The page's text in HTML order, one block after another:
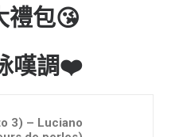
禮包😘
嘆調❤️
3) – Luciano